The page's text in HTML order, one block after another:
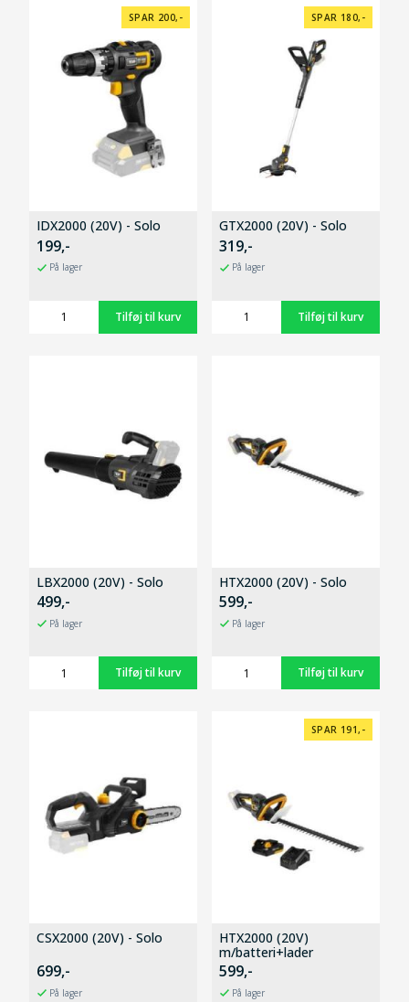
SPAR 200,-
IDX2000 (20V) - Solo
199,-
På lager
SPAR 180,-
GTX2000 (20V) - Solo
319,-
På lager
LBX2000 (20V) - Solo
499,-
På lager
HTX2000 (20V) - Solo
599,-
På lager
CSX2000 (20V) - Solo
699,-
På lager
SPAR 191,-
HTX2000 (20V)
m/batteri+lader
599,-
På lager